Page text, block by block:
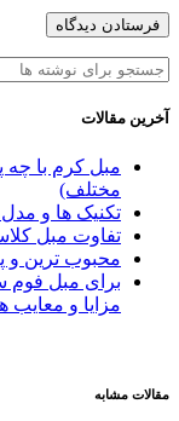
آخرین مقالات
مبل کرم با
مختلف)
تکنیک ها و
تفاوت‌ مبل
محبوب ترین و
برای مبل فوم
مزایا و معایب
مقالات مشابه